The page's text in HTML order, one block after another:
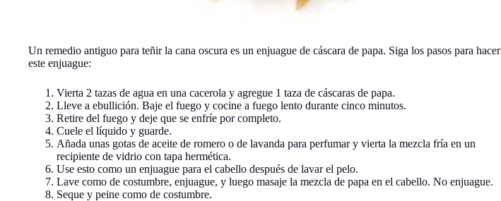
Un remedio antiguo para teñir la cana oscura es un enjuague de cáscara de papa. Siga los pasos para hacer
este enjuague:
Vierta 2 tazas de agua en una cacerola y agregue 1 taza de cáscaras de papa.
Lleve a ebullición. Baje el fuego y cocine a fuego lento durante cinco minutos.
Retire del fuego y deje que se enfríe por completo.
Cuele el líquido y guarde.
Añada unas gotas de aceite de romero o de lavanda para perfumar y vierta la mezcla fría en un
recipiente de vidrio con tapa hermética.
Use esto como un enjuague para el cabello después de lavar el pelo.
Lave como de costumbre, enjuague, y luego masaje la mezcla de papa en el cabello. No enjuague.
Seque y peine como de costumbre.